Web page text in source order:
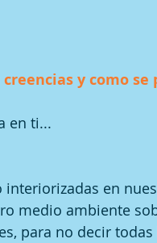
y como se
en ti...
interiorizadas en
medio ambiente
para no decir